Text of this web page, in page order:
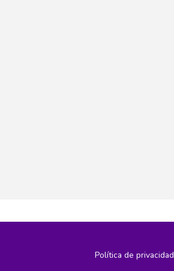
Política de privacidad